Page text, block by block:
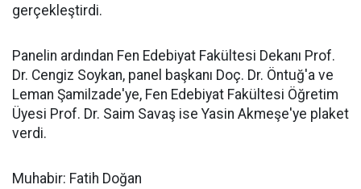
gerçekleştirdi.
Panelin ardından Fen Edebiyat Fakültesi Dekanı Prof.
Dr. Cengiz Soykan, panel başkanı Doç. Dr. Öntuğ'a ve
Leman Şamilzade'ye, Fen Edebiyat Fakültesi Öğretim
Üyesi Prof. Dr. Saim Savaş ise Yasin Akmeşe'ye plaket
verdi.
Muhabir: Fatih Doğan